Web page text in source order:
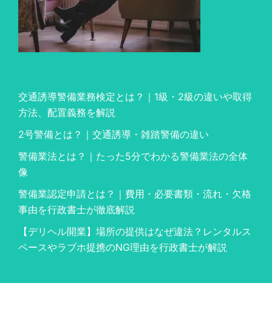
交通誘導警備業務検定とは？｜1級・2級の違いや取得
方法、配置義務を解説
2号警備とは？｜交通誘導・雑踏警備の違い
警備業法とは？｜たった5分でわかる警備業法の全体
像
警備業認定申請とは？｜費用・必要書類・流れ・欠格
事由を行政書士が徹底解説
【デリヘル開業】場所の提供はなぜ違法？レンタルス
ペースやラブホ提携のNG理由を行政書士が解説